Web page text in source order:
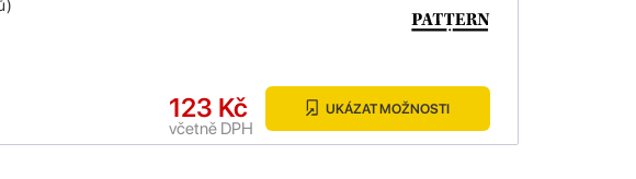
123 Kč
včetně DPH
UKÁZAT MOŽNOSTI